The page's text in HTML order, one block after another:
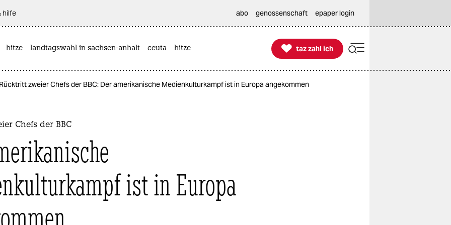
hilfe abo genossenschaft epaper login
hitze landtagswahl in sachsen-anhalt ceuta hitze 
taz zahl ich
taz zahl ich
Rücktritt zweier Chefs der BBC: Der amerikanische Medienkulturkampf ist in Europa angekommen
Chefs der BBC
ist in Europa